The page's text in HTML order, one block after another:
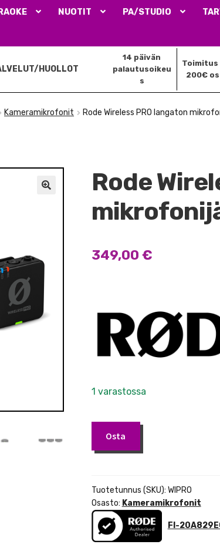
NUOTIT PA/STUDIO
14 päivän
palautusoikeu
s
Toimitus
200€
HUOLLOT
Kameramikrofonit Rode Wireless PRO langaton
Rode
349,00 €
1 varastossa
Wireless
mikrofonijärjestelmä
määrä
Osta
Tuotetunnus (SKU): WIPRO
Osasto: Kameramikrofonit
FI-